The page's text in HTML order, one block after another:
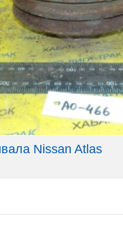
Nissan Atlas